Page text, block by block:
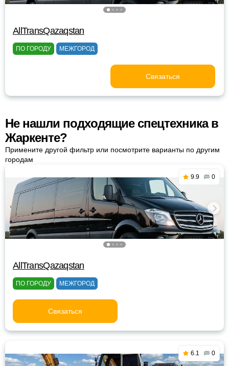
AllTransQazaqstan
ПО ГОРОДУ МЕЖГОРОД
Связаться
Не нашли подходящие спецтехника в
Жаркенте?
Примените другой фильтр или посмотрите варианты по другим
городам
9.9 0
AllTransQazaqstan
ПО ГОРОДУ МЕЖГОРОД
Связаться
6.1 0